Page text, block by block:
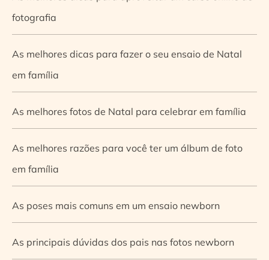
fotografia
As melhores dicas para fazer o seu ensaio de Natal
em família
As melhores fotos de Natal para celebrar em família
As melhores razões para você ter um álbum de foto
em família
As poses mais comuns em um ensaio newborn
As principais dúvidas dos pais nas fotos newborn